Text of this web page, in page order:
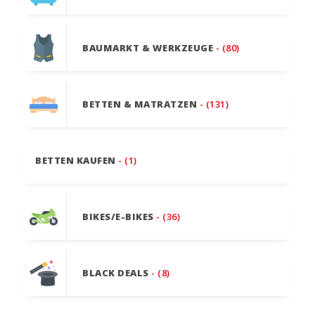
BAUMARKT & WERKZEUGE - (80)
BETTEN & MATRATZEN - (131)
BETTEN KAUFEN - (1)
BIKES/E-BIKES - (36)
BLACK DEALS - (8)